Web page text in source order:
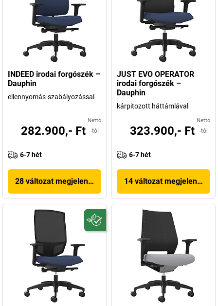
INDEED irodai forgószék –
Dauphin
ellennyomás-szabályozással
Nettó
282.900,- Ft -tól
6-7 hét
28 változat megjelenítése
JUST EVO OPERATOR
irodai forgószék –
Dauphin
kárpitozott háttámlával
Nettó
323.900,- Ft -tól
6-7 hét
14 változat megjelenítése